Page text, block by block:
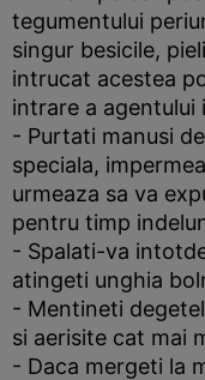
tegumentului
singur besicile,
intrucat acestea
intrare a agentului
- Purtati manusi
speciala,
urmeaza sa va
pentru timp
- Spalati-va
atingeti unghia
- Mentineti
si aerisite cat mai
- Daca mergeti la